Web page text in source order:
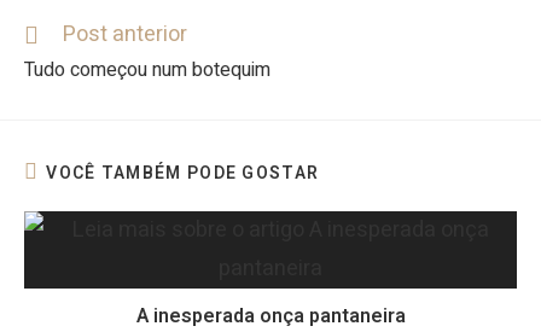
Post anterior
Tudo começou num botequim
VOCÊ TAMBÉM PODE GOSTAR
A inesperada onça pantaneira